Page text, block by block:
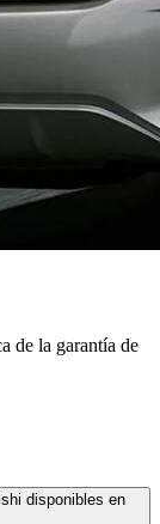
de la garantía de
disponibles en